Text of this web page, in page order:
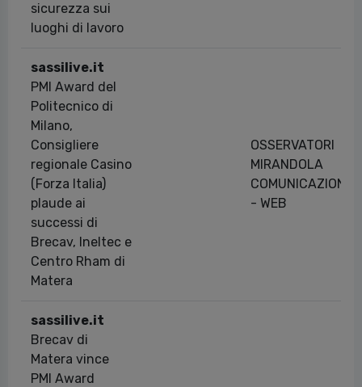
sicurezza sui
luoghi di lavoro
sassilive.it
PMI Award del
Politecnico di
Milano,
Consigliere
regionale Casino
(Forza Italia)
plaude ai
successi di
Brecav, Ineltec e
Centro Rham di
Matera
OSSERVATORI
MIRANDOLA
COMUNICAZIONE
- WEB
sassilive.it
Brecav di
Matera vince
PMI Award